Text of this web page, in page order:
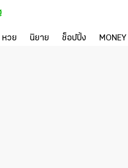
หวย นิยาย ช็อปปิ้ง MONEY